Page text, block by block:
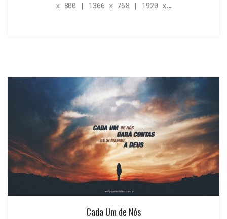
x 800 | 1366 x 768 | 1920 x…
Cada Um de Nós